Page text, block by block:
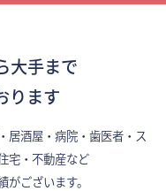
大手まで
ります
居酒屋・病院・歯医者・ス
宅・不動産など
ございます。